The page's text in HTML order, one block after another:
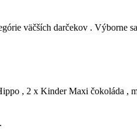
väčších darčekov . Výborne
, 2 x Kinder Maxi čokoláda ,